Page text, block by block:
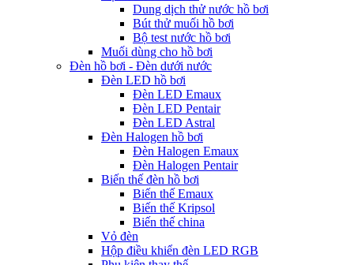
Dung dịch thử nước hồ bơi
Bút thử muối hồ bơi
Bộ test nước hồ bơi
Muối dùng cho hồ bơi
Đèn hồ bơi - Đèn dưới nước
Đèn LED hồ bơi
Đèn LED Emaux
Đèn LED Pentair
Đèn LED Astral
Đèn Halogen hồ bơi
Đèn Halogen Emaux
Đèn Halogen Pentair
Biến thế đèn hồ bơi
Biến thế Emaux
Biến thế Kripsol
Biến thế china
Vỏ đèn
Hộp điều khiển đèn LED RGB